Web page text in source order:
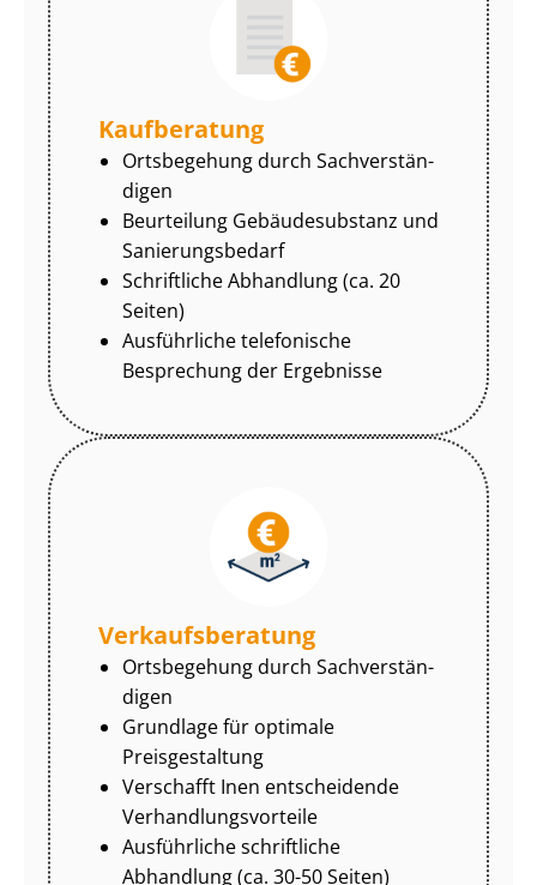
Kaufberatung
Ortsbegehung durch Sach­ver­stän­
di­gen
Beurteilung Gebäudesubstanz und
Sa­nie­rungs­be­darf
Schriftliche Abhandlung (ca. 20
Seiten)
Ausführliche telefonische
Besprechung der Ergebnisse
Ver­kaufs­be­ra­tung
Ortsbegehung durch Sach­ver­stän­
di­gen
Grundlage für optimale
Preisgestaltung
Verschafft Inen entscheidende
Ver­hand­lungs­vor­tei­le
Ausführliche schriftliche
Abhandlung (ca. 30-50 Seiten)